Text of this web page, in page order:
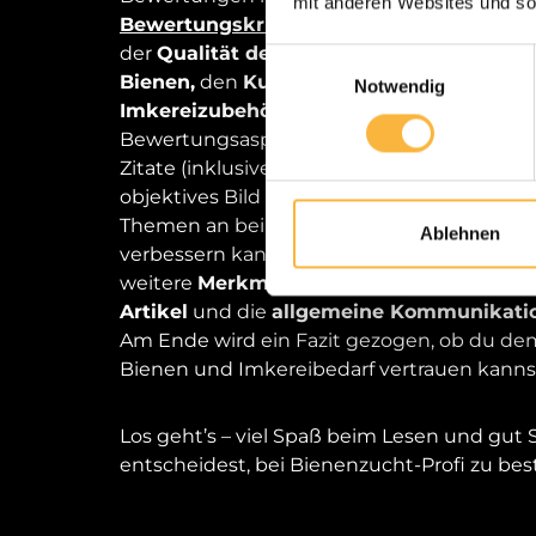
Einwilligungsauswahl
Notwendig
Ablehnen
Bewertungskriterien ein
der Qualität der Bienen
Bienen, den Kundenserviceüber die
Imkereizubehörs
bis hin zurWebsite
Bewertungsaspekt findest du mehrere
Zitate (inklusive Quelle und Datum), damit
objektives Bild machen kannst. Natürlich
Themen an bei denen Bienenzucht-Profi
verbessern kann. Weiterführend analysiert
weitere Merkmale
Artikel und die allgemeine
Am Ende wird ein Fazit gezogen, ob du
Bienen und Imkereibedarf vertrauen
Los geht’s – viel Spaß beim Lesen und gut
entscheidest, bei Bienenzucht-Profi zu